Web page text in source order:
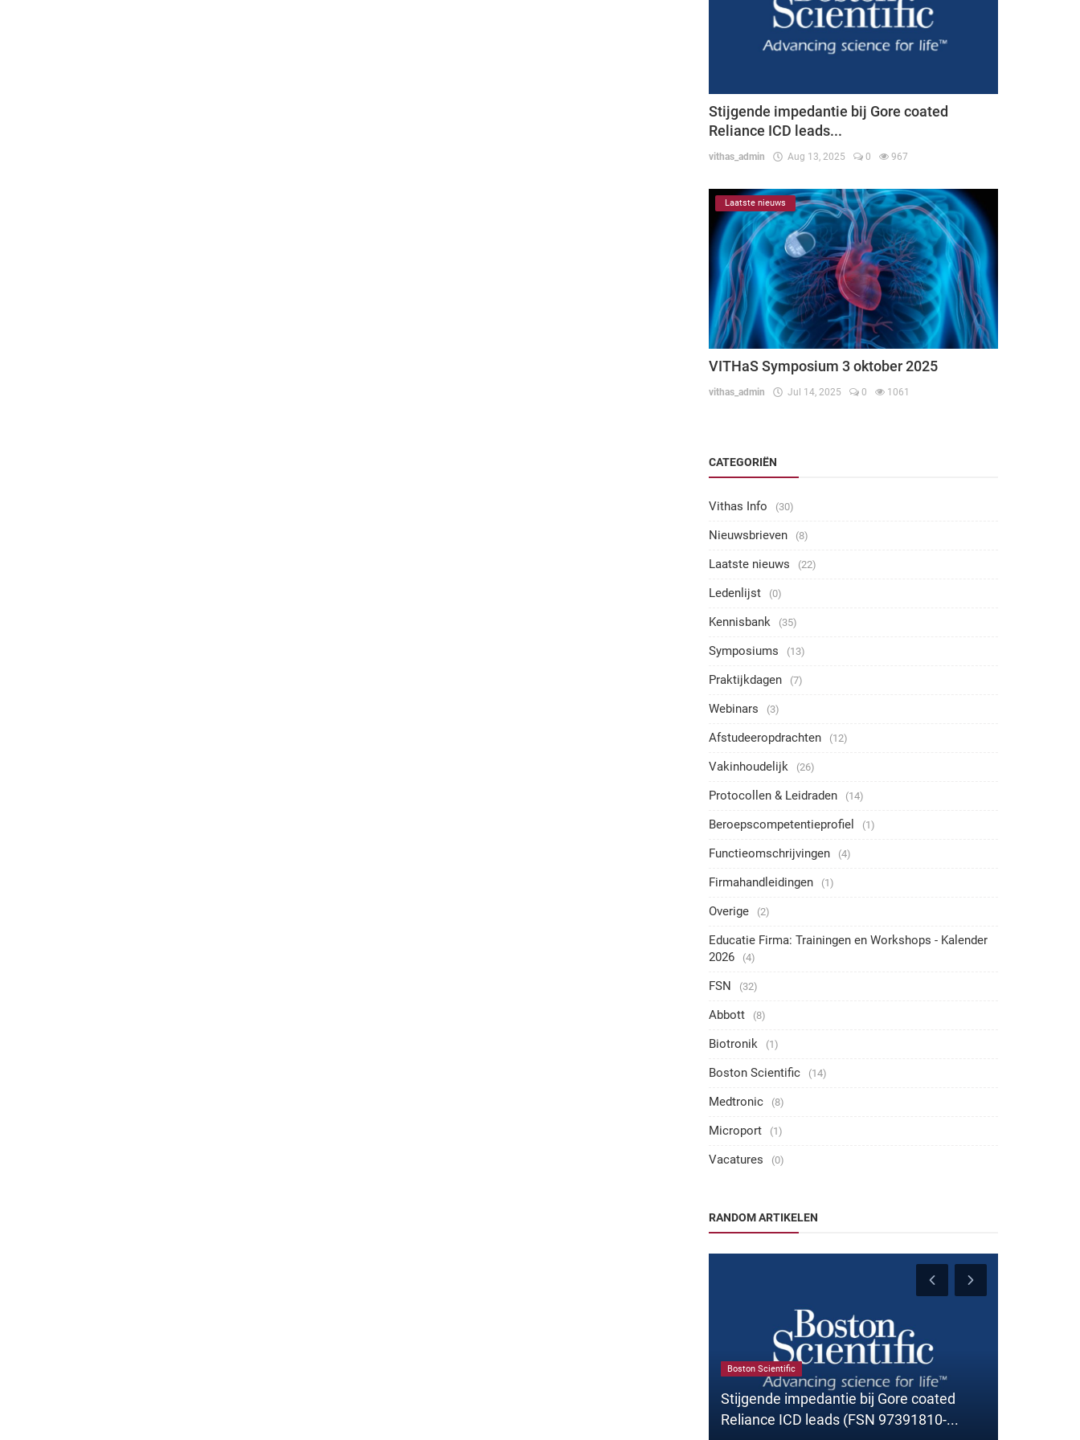
Stijgende impedantie bij Gore coated
Reliance ICD leads...
vithas_admin Aug 13, 2025 0 967
Laatste nieuws
VITHaS Symposium 3 oktober 2025
vithas_admin Jul 14, 2025 0 1061
CATEGORIËN
Vithas Info (30)
Nieuwsbrieven (8)
Laatste nieuws (22)
Ledenlijst (0)
Kennisbank (35)
Symposiums (13)
Praktijkdagen (7)
Webinars (3)
Afstudeeropdrachten (12)
Vakinhoudelijk (26)
Protocollen & Leidraden (14)
Beroepscompetentieprofiel (1)
Functieomschrijvingen (4)
Firmahandleidingen (1)
Overige (2)
Educatie Firma: Trainingen en Workshops - Kalender
2026
(4)
FSN (32)
Abbott (8)
Biotronik (1)
Boston Scientific (14)
Medtronic (8)
Microport (1)
Vacatures (0)
RANDOM ARTIKELEN
Boston Scientific
Stijgende impedantie bij Gore coated
Reliance ICD leads (FSN 97391810-...